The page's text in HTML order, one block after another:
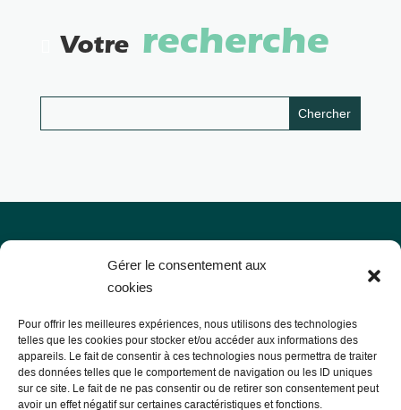
Gérer le consentement aux
cookies
Pour offrir les meilleures expériences, nous utilisons des technologies
telles que les cookies pour stocker et/ou accéder aux informations des
appareils. Le fait de consentir à ces technologies nous permettra de traiter
des données telles que le comportement de navigation ou les ID uniques
sur ce site. Le fait de ne pas consentir ou de retirer son consentement peut
avoir un effet négatif sur certaines caractéristiques et fonctions.
Votrerecherche